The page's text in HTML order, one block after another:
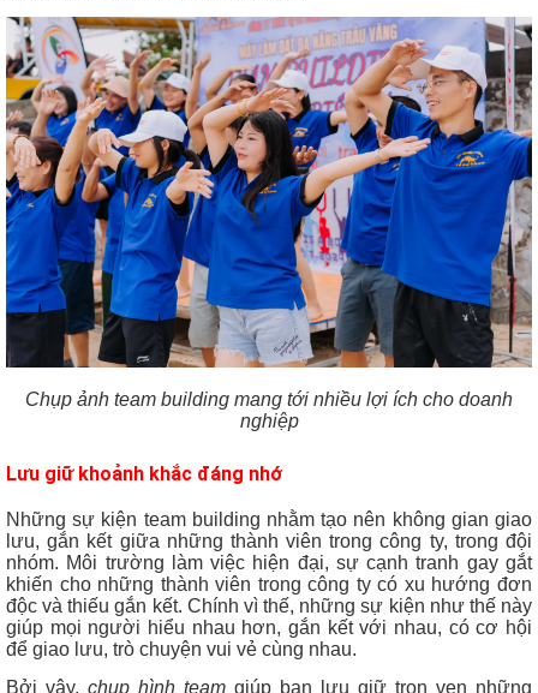
Chụp ảnh team building mang tới nhiều lợi ích cho doanh
nghiệp
Lưu giữ khoảnh khắc đáng nhớ
Những sự kiện team building nhằm tạo nên không gian giao
lưu, gắn kết giữa những thành viên trong công ty, trong đội
nhóm. Môi trường làm việc hiện đại, sự cạnh tranh gay gắt
khiến cho những thành viên trong công ty có xu hướng đơn
độc và thiếu gắn kết. Chính vì thế, những sự kiện như thế này
giúp mọi người hiểu nhau hơn, gắn kết với nhau, có cơ hội
để giao lưu, trò chuyện vui vẻ cùng nhau.
Bởi vậy, chụp hình team giúp bạn lưu giữ trọn vẹn những